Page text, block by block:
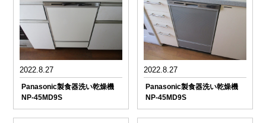
2022.8.27
Panasonic製食器洗い乾燥機
NP-45MD9S
2022.8.27
Panasonic製食器洗い乾燥機
NP-45MD9S